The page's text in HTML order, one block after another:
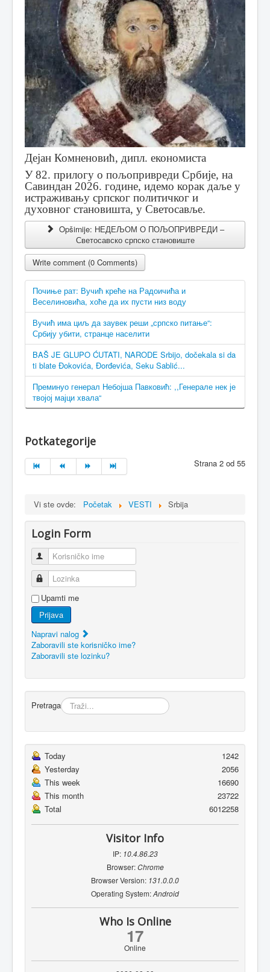
Дејан Комненовић, дипл. економиста
У 82. прилогу о пољопривреди Србије, на
Савиндан 2026. године, идемо корак даље у
истраживању српског политичког и
духовног становишта, у Светосавље.
Opširnije: НЕДЕЉОМ О ПОЉОПРИВРЕДИ –
Светосавско српско становиште
Write comment (0 Comments)
Почиње рат: Вучић креће на Радоичића и
Веселиновића, хоће да их пусти низ воду
Вучић има циљ да заувек реши „српско питање“:
Србију убити, странце населити
BAŠ JE GLUPO ĆUTATI, NARODE Srbijo, dočekala si da
ti blate Đokovića, Đorđevića, Seku Sablić...
Преминуо генерал Небојша Павковић: ,,Генерале нек је
твојој мајци хвала“
Potkategorije
Strana 2 od 55
Vi ste ovde: Početak VESTI Srbija
Login Form
Korisničko ime
Lozinka
Upamti me
Prijava
Napravi nalog
Zaboravili ste korisničko ime?
Zaboravili ste lozinku?
Pretraga
Today
1242
Yesterday
2056
This week
16690
This month
23722
Total
6012258
Visitor Info
IP: 10.4.86.23
Browser:Chrome
Browser Version: 131.0.0.0
Operating System:Android
Who Is Online
17
Online